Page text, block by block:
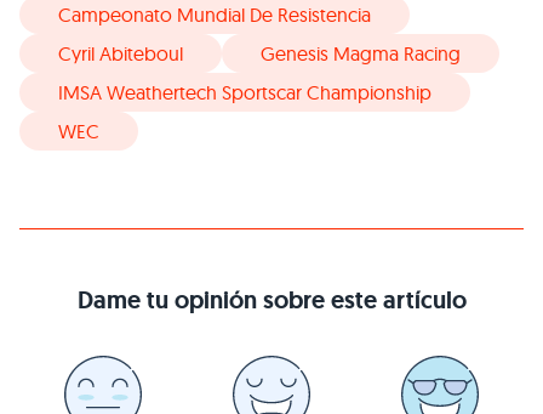
Campeonato Mundial De Resistencia
Cyril Abiteboul
Genesis Magma Racing
IMSA Weathertech Sportscar Championship
WEC
Dame tu opinión sobre este artículo